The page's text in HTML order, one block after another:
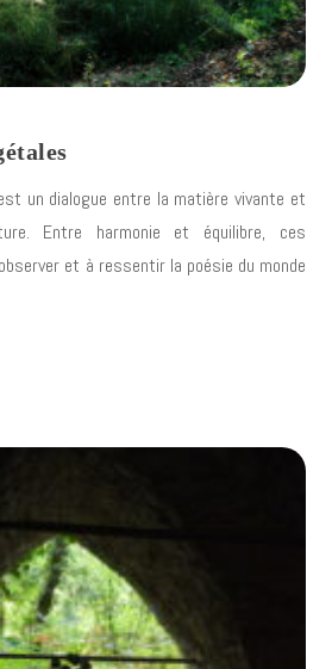
un dialogue entre la matière vivante et
Entre harmonie et équilibre, ces
et à ressentir la poésie du monde